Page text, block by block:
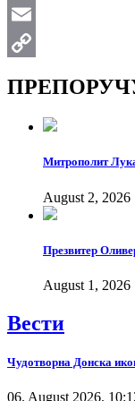
WhatsApp
Email
Митрополит Лука
August 2, 2026
Презвитер
August 1, 2026
Вести
Чудотворна Донска
06. August 2026.